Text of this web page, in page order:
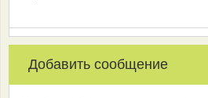
Добавить сообщение